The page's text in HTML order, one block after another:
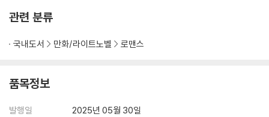
관련 분류
국내도서 만화/라이트노벨 로맨스
품목정보
발행일
2025년 05월 30일